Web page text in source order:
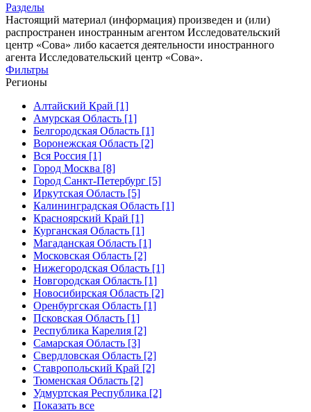
Разделы
Настоящий материал (информация) произведен и (или)
распространен иностранным агентом Исследовательский
центр «Сова» либо касается деятельности иностранного
агента Исследовательский центр «Сова».
Фильтры
Регионы
Алтайский Край [1]
Амурская Область [1]
Белгородская Область [1]
Воронежская Область [2]
Вся Россия [1]
Город Москва [8]
Город Санкт-Петербург [5]
Иркутская Область [5]
Калининградская Область [1]
Красноярский Край [1]
Курганская Область [1]
Магаданская Область [1]
Московская Область [2]
Нижегородская Область [1]
Новгородская Область [1]
Новосибирская Область [2]
Оренбургская Область [1]
Псковская Область [1]
Республика Карелия [2]
Самарская Область [3]
Свердловская Область [2]
Ставропольский Край [2]
Тюменская Область [2]
Удмуртская Республика [2]
Показать все